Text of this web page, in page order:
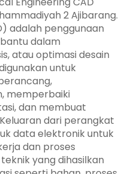
2 Ajibarang.
adalah penggunaan
dalam
atau optimasi desain
untuk
memperbaiki
dan membuat
dari perangkat
data elektronik untuk
dan proses
yang dihasilkan